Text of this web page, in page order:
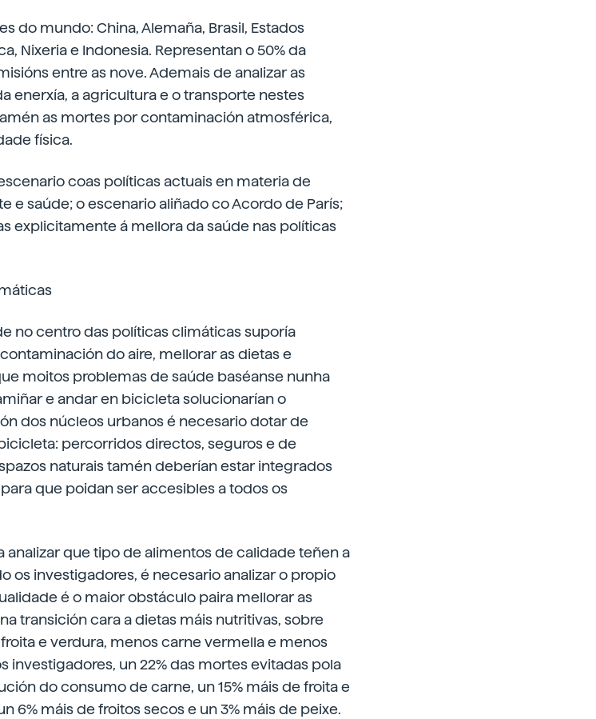
do mundo: China, Alemaña, Brasil, Estados
Nixeria e Indonesia. Representan o 50% da
entre as nove. Ademais de analizar as
enerxía, a agricultura e o transporte nestes
as mortes por contaminación atmosférica,
física.
coas políticas actuais en materia de
e saúde; o escenario aliñado co Acordo de París;
explicitamente á mellora da saúde nas políticas
no centro das políticas climáticas suporía
do aire, mellorar as dietas e
moitos problemas de saúde baséanse nunha
e andar en bicicleta solucionarían o
dos núcleos urbanos é necesario dotar de
percorridos directos, seguros e de
naturais tamén deberían estar integrados
que poidan ser accesibles a todos os
analizar que tipo de alimentos de calidade teñen a
os investigadores, é necesario analizar o propio
é o maior obstáculo paira mellorar as
transición cara a dietas máis nutritivas, sobre
e verdura, menos carne vermella e menos
investigadores, un 22% das mortes evitadas pola
do consumo de carne, un 15% máis de froita e
6% máis de froitos secos e un 3% máis de peixe.